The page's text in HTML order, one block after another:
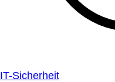
IT-Sicherheit